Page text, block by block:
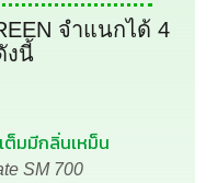
จำแนกได้ 4
งนี้
มมีกลิ่นเหม็น
SM 700